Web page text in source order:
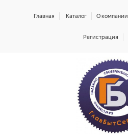
Главная Каталог О компании
Регистрация